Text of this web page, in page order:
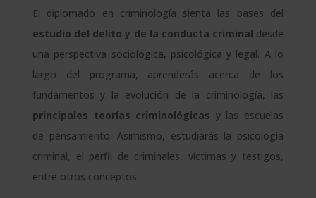
El diplomado en criminología sienta las bases del
estudio del delito y de la conducta criminal desde
una perspectiva sociológica, psicológica y legal. A lo
largo del programa, aprenderás acerca de los
fundamentos y la evolución de la criminología, las
principales teorías criminológicas y las escuelas
de pensamiento. Asimismo, estudiarás la psicología
criminal, el perfil de criminales, víctimas y testigos,
entre otros conceptos.